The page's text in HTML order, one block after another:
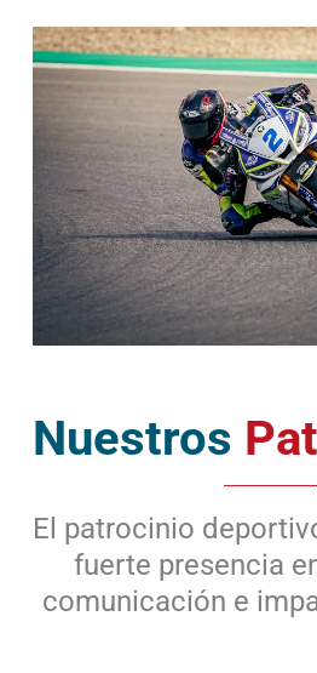
Nuestros
El patrocinio
fuerte presencia
comunicación e